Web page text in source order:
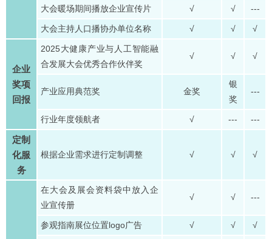
大会暖场期间播放企业宣传片 √ √ ---
大会主持人口播协办单位名称 √ √ √
企业
奖项
回报
2025大健康产业与人工智能融
合发展大会优秀合作伙伴奖
√ √ √
产业应用典范奖 金奖
银
奖
---
行业年度领航者 √ --- ---
定制
化服
务
根据企业需求进行定制调整 √ √ √
在大会及展会资料袋中放入企
业宣传册
√ √ ---
参观指南展位位置logo广告 √ √ √